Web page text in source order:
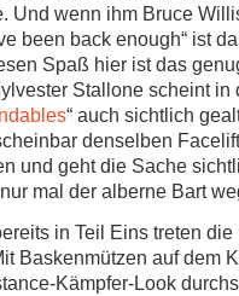
Und wenn ihm Bruce
been back enough“ ist
Spaß hier ist das
Stallone scheint in
“ auch sichtlich
denselben
und geht die Sache
mal der alberne Bart
in Teil Eins treten
Baskenmützen auf dem
Kämpfer-Look